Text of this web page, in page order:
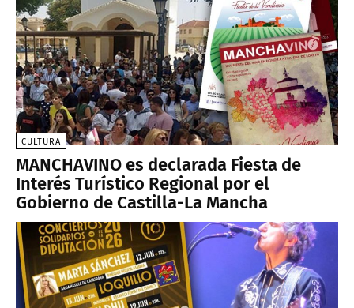
CULTURA
MANCHAVINO es declarada Fiesta de
Interés Turístico Regional por el
Gobierno de Castilla-La Mancha